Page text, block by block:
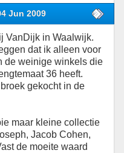
Jun 2009
VanDijk in Waalwijk.
dat ik alleen voor
de weinige winkels die
36 heeft.
gekocht in de
maar kleine collectie
Jacob Cohen,
de moeite waard